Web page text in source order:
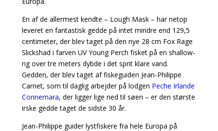
En af de allermest kendte – Lough Mask – har netop
leveret en fantastisk gedde på intet mindre end 129,5
centimeter, der blev taget på den nye 28 cm Fox Rage
Slickshad i farven UV Young Perch fisket på en shallow-
rig over tre meters dybde i det sprit klare vand.
Gedden, der blev taget af fiskeguiden Jean-Philippe
Carnet, som til daglig arbejder på lodgen Peche Irlande
Connemara, der ligger lige ned til søen – er den største
irske gedde taget de sidste 30 år.
Jean-Philippe guider lystfiskere fra hele Europa på